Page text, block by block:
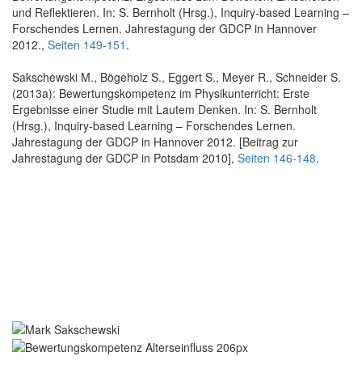
und Reflektieren. In: S. Bernholt (Hrsg.), Inquiry-based Learning –
Forschendes Lernen. Jahrestagung der GDCP in Hannover
2012., Seiten 149-151 .
Sakschewski M., Bögeholz S., Eggert S., Meyer R., Schneider S.
(2013a): Bewertungskompetenz im Physikunterricht: Erste
Ergebnisse einer Studie mit Lautem Denken. In: S. Bernholt
(Hrsg.), Inquiry-based Learning – Forschendes Lernen.
Jahrestagung der GDCP in Hannover 2012. [Beitrag zur
Jahrestagung der GDCP in Potsdam 2010], Seiten 146-148.